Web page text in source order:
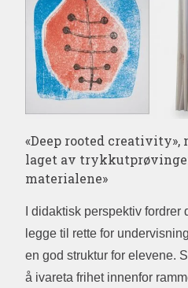
«Deep rooted creativity»,
laget av
materialene»
I didaktisk perspektiv
legge til rette for
en god struktur for elevene.
å ivareta frihet innenfor